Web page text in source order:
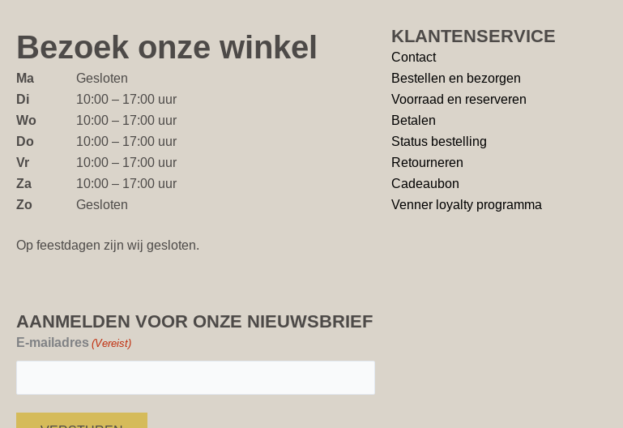
Bezoek onze winkel
Ma
Gesloten
Di
10:00 – 17:00 uur
Wo
10:00 – 17:00 uur
Do
10:00 – 17:00 uur
Vr
10:00 – 17:00 uur
Za
10:00 – 17:00 uur
Zo
Gesloten
Op feestdagen zijn wij gesloten.
KLANTENSERVICE
Contact
Bestellen en bezorgen
Voorraad en reserveren
Betalen
Status bestelling
Retourneren
Cadeaubon
Venner loyalty programma
AANMELDEN VOOR ONZE NIEUWSBRIEF
E-mailadres (Vereist)